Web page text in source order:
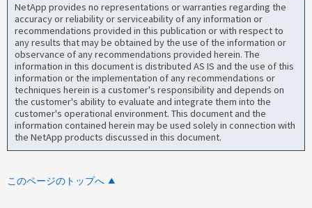
NetApp provides no representations or warranties regarding the
accuracy or reliability or serviceability of any information or
recommendations provided in this publication or with respect to
any results that may be obtained by the use of the information or
observance of any recommendations provided herein. The
information in this document is distributed AS IS and the use of this
information or the implementation of any recommendations or
techniques herein is a customer's responsibility and depends on
the customer's ability to evaluate and integrate them into the
customer's operational environment. This document and the
information contained herein may be used solely in connection with
the NetApp products discussed in this document.
このページのトップへ